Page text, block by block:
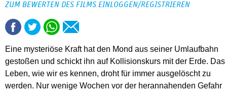
ZUM BEWERTEN DES FILMS EINLOGGEN/REGISTRIEREN
Eine mysteriöse Kraft hat den Mond aus seiner Umlaufbahn
gestoßen und schickt ihn auf Kollisionskurs mit der Erde. Das
Leben, wie wir es kennen, droht für immer ausgelöscht zu
werden. Nur wenige Wochen vor der herannahenden Gefahr